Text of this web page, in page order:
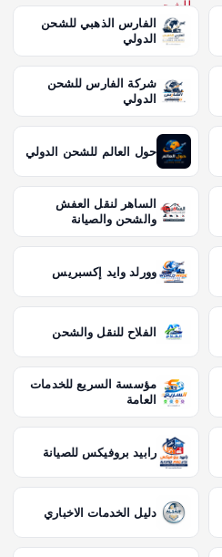
الفارس الذهبي للشحن
الدولي
شركة الفارس للشحن
الدولي
حول العالم للشحن الدولي
الساهر لنقل العفش
والشحن والصيانة
وورلد وايد إكسبريس
الفلاح للنقل والشحن
مؤسسة السريع للخدمات
العامة
رابيد بروفيكس للصيانة
دليل الخدمات الاخباري